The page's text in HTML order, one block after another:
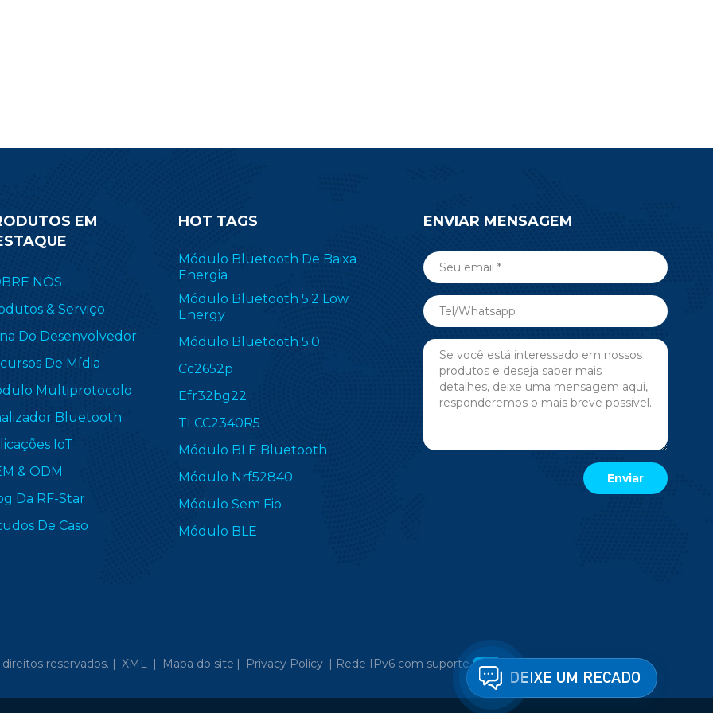
EM
NÓS
& Serviço
Do Desenvolvedor
De Mídia
Multiprotocolo
Bluetooth
IoT
& ODM
Da RF-Star
De Caso
HOT TAGS
Módulo Bluetooth De Baixa
Energia
Módulo Bluetooth 5.2 Low
Energy
Módulo Bluetooth 5.0
Cc2652p
Efr32bg22
TI CC2340R5
Módulo BLE Bluetooth
Módulo Nrf52840
Módulo Sem Fio
Módulo BLE
ENVIAR MENSAGEM
reservados. | XML | Mapa do site | Privacy Policy | Rede IPv6 com suporte
DEIXE UM RECADO